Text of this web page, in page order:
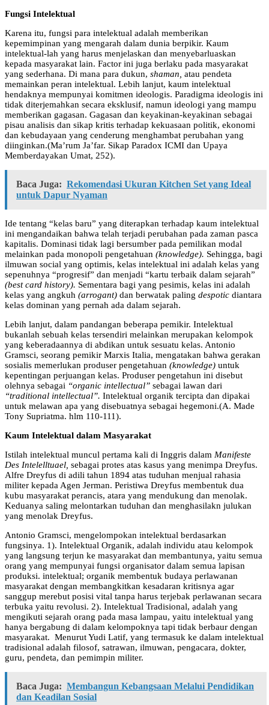
Fungsi Intelektual
Karena itu, fungsi para intelektual adalah memberikan
kepemimpinan yang mengarah dalam dunia berpikir. Kaum
intelektual-lah yang harus menjelaskan dan menyebarluaskan
kepada masyarakat lain. Factor ini juga berlaku pada masyarakat
yang sederhana. Di mana para dukun, shaman, atau pendeta
memainkan peran intelektual. Lebih lanjut, kaum intelektual
hendaknya mempunyai komitmen ideologis. Paradigma ideologis ini
tidak diterjemahkan secara eksklusif, namun ideologi yang mampu
memberikan gagasan. Gagasan dan keyakinan-keyakinan sebagai
pisau analisis dan sikap kritis terhadap kekuasaan politik, ekonomi
dan kebudayaan yang cenderung menghambat perubahan yang
diinginkan.(Ma’rum Ja’far. Sikap Paradox ICMI dan Upaya
Memberdayakan Umat, 252).
Baca Juga: Rekomendasi Ukuran Kitchen Set yang Ideal
untuk Dapur Nyaman
Ide tentang “kelas baru” yang diterapkan terhadap kaum intelektual
ini mengandaikan bahwa telah terjadi perubahan pada zaman pasca
kapitalis. Dominasi tidak lagi bersumber pada pemilikan modal
melainkan pada monopoli pengetahuan (knowledge). Sehingga, bagi
ilmuwan social yang optimis, kelas intelektual ini adalah kelas yang
sepenuhnya “progresif” dan menjadi “kartu terbaik dalam sejarah”
(best card history). Sementara bagi yang pesimis, kelas ini adalah
kelas yang angkuh (arrogant) dan berwatak paling despotic diantara
kelas dominan yang pernah ada dalam sejarah.
Lebih lanjut, dalam pandangan beberapa pemikir. Intelektual
bukanlah sebuah kelas tersendiri melainkan merupakan kelompok
yang keberadaannya di abdikan untuk sesuatu kelas. Antonio
Gramsci, seorang pemikir Marxis Italia, mengatakan bahwa gerakan
sosialis memerlukan produser pengetahuan (knowledge) untuk
kepentingan perjuangan kelas. Produser pengetahun ini disebut
olehnya sebagai “organic intellectual” sebagai lawan dari
“traditional intellectual”. Intelektual organik tercipta dan dipakai
untuk melawan apa yang disebuatnya sebagai hegemoni.(A. Made
Tony Supriatma. hlm 110-111).
Kaum Intelektual dalam Masyarakat
Istilah intelektual muncul pertama kali di Inggris dalam Manifeste
Des Intelelltuael, sebagai protes atas kasus yang menimpa Dreyfus.
Alfre Dreyfus di adili tahun 1894 atas tuduhan menjual rahasia
militer kepada Agen Jerman. Peristiwa Dreyfus membentuk dua
kubu masyarakat perancis, atara yang mendukung dan menolak.
Keduanya saling melontarkan tuduhan dan menghasilakn julukan
yang menolak Dreyfus.
Antonio Gramsci, mengelompokan intelektual berdasarkan
fungsinya. 1). Intelektual Organik, adalah individu atau kelompok
yang langsung terjun ke masyarakat dan membantunya, yaitu semua
orang yang mempunyai fungsi organisator dalam semua lapisan
produksi. intelektual; organik membentuk budaya perlawanan
masyarakat dengan membangkitkan kesadaran kritisnya agar
sanggup merebut posisi vital tanpa harus terjebak perlawanan secara
terbuka yaitu revolusi. 2). Intelektual Tradisional, adalah yang
mengikuti sejarah orang pada masa lampau, yaitu intelektual yang
hanya bergabung di dalam kelompoknya tapi tidak berbaur dengan
masyarakat. Menurut Yudi Latif, yang termasuk ke dalam intelektual
tradisional adalah filosof, satrawan, ilmuwan, pengacara, dokter,
guru, pendeta, dan pemimpin militer.
Baca Juga: Membangun Kebangsaan Melalui Pendidikan
dan Keadilan Sosial